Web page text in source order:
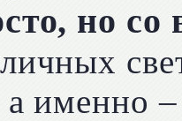
но со
именно